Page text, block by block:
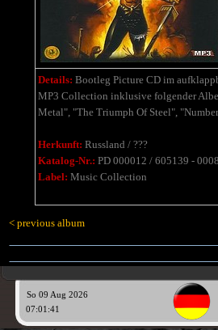
Details: Bootleg Picture CD im
MP3 Collection inklusive folgender
Metal", "The Triumph Of Steel",
Herkunft: Russland / ???
Katalog-Nr.: PD 000012 / 605139 -
Label: Music Collection
< previous album
So 09 Aug 2026
07:01:42